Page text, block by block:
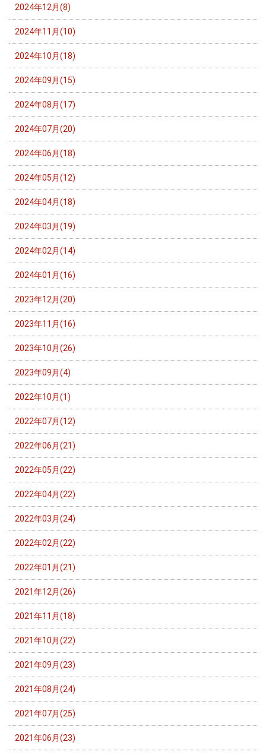
2024年12月(8)
2024年11月(10)
2024年10月(18)
2024年09月(15)
2024年08月(17)
2024年07月(20)
2024年06月(18)
2024年05月(12)
2024年04月(18)
2024年03月(19)
2024年02月(14)
2024年01月(16)
2023年12月(20)
2023年11月(16)
2023年10月(26)
2023年09月(4)
2022年10月(1)
2022年07月(12)
2022年06月(21)
2022年05月(22)
2022年04月(22)
2022年03月(24)
2022年02月(22)
2022年01月(21)
2021年12月(26)
2021年11月(18)
2021年10月(22)
2021年09月(23)
2021年08月(24)
2021年07月(25)
2021年06月(23)